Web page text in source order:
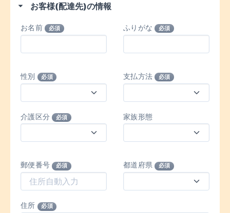
お客様(配達先)の情報
お名前 必須 ふりがな 必須
性別 必須 支払方法 必須
介護区分 必須 家族形態
郵便番号 必須 都道府県 必須
住所 必須